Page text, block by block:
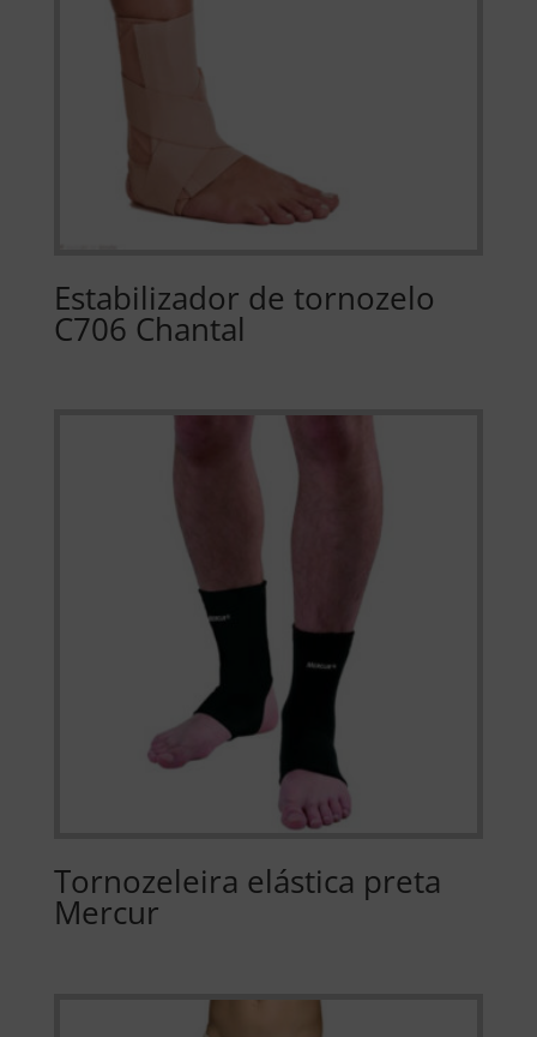
Estabilizador de tornozelo
C706 Chantal
Tornozeleira elástica preta
Mercur